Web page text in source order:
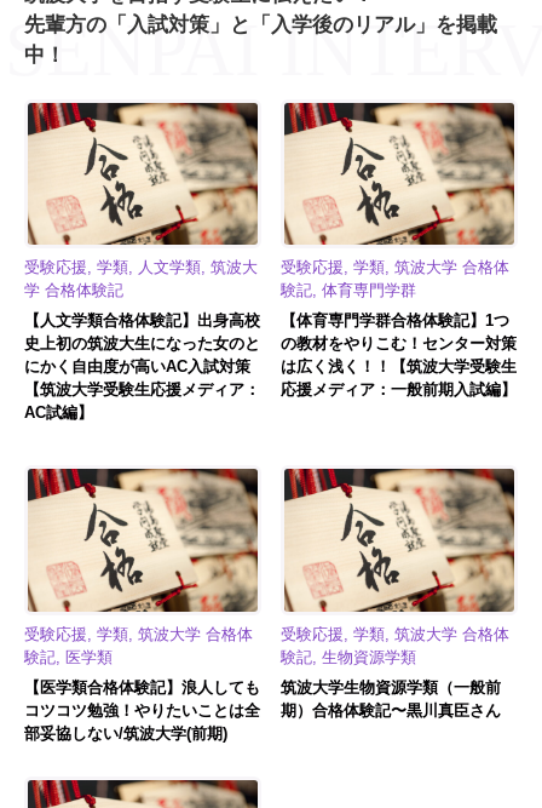
先輩方の「入試対策」と「入学後のリアル」を掲載
中！
受験応援, 学類, 人文学類, 筑波大
学 合格体験記
【人文学類合格体験記】出身高校
史上初の筑波大生になった女のと
にかく自由度が高いAC入試対策
【筑波大学受験生応援メディア：
AC試編】
受験応援, 学類, 筑波大学 合格体
験記, 体育専門学群
【体育専門学群合格体験記】1つ
の教材をやりこむ！センター対策
は広く浅く！！【筑波大学受験生
応援メディア：一般前期入試編】
受験応援, 学類, 筑波大学 合格体
験記, 医学類
【医学類合格体験記】浪人しても
コツコツ勉強！やりたいことは全
部妥協しない/筑波大学(前期)
受験応援, 学類, 筑波大学 合格体
験記, 生物資源学類
筑波大学生物資源学類（一般前
期）合格体験記〜黒川真臣さん